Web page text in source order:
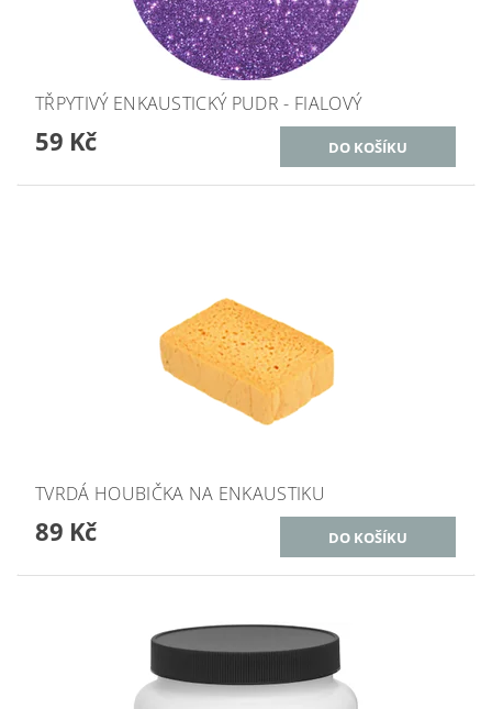
TŘPYTIVÝ ENKAUSTICKÝ PUDR - FIALOVÝ
59 Kč
TVRDÁ HOUBIČKA NA ENKAUSTIKU
89 Kč